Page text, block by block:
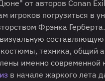
от авторов Conan
игроков погрузиться в
Фрэнка
техника, общий
именно современной
в начале жаркого лета